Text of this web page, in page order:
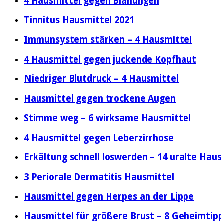
Tinnitus Hausmittel 2021
Immunsystem stärken – 4 Hausmittel
4 Hausmittel gegen juckende Kopfhaut
Niedriger Blutdruck – 4 Hausmittel
Hausmittel gegen trockene Augen
Stimme weg – 6 wirksame Hausmittel
4 Hausmittel gegen Leberzirrhose
Erkältung schnell loswerden – 14 uralte
3 Periorale Dermatitis Hausmittel
Hausmittel gegen Herpes an der Lippe
Hausmittel für größere Brust – 8